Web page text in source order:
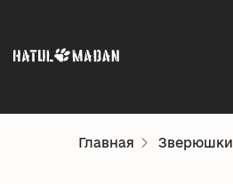
Главная Зверюшки